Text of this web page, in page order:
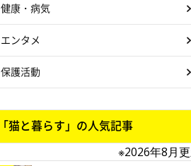
健康・病気
エンタメ
保護活動
「猫と暮らす」の人気記事
※2026年8月